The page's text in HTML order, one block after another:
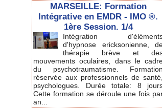
MARSEILLE: Formation
Intégrative en EMDR - IMO ®.
1ère Session. 1/4
Intégration
d'hypnose ericksonienne,
thérapie brève et
mouvements oculaires, dans le
du psychotraumatisme. Formation
réservée aux professionnels de santé,
psychologues. Durée totale: 8
Cette formation se déroule une fois
an...